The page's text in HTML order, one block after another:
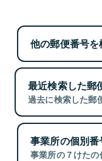
他の郵便番号を
最近検索した郵
過去に検索した郵
事業所の個別
事業所の７けたの